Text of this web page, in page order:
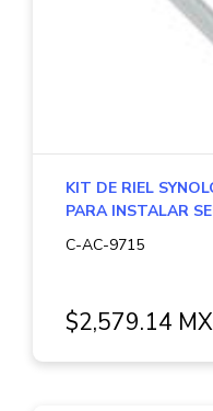
KIT DE RIEL
PARA INSTALAR
C-AC-9715
$2,579.14